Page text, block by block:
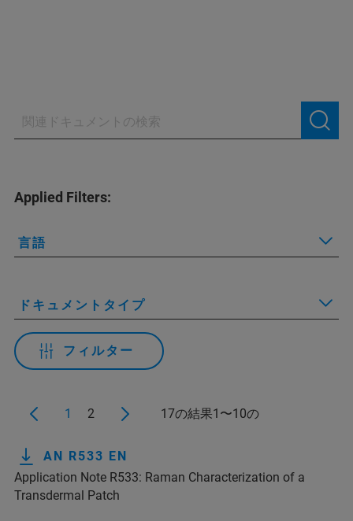
Applied Filters:
言語
ドキュメントタイプ
フィルター
1 2 17の結果1〜10の
AN R533 EN
Application Note R533: Raman Characterization of a
Transdermal Patch